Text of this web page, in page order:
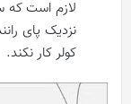
لازم است که
نزدیک پای
کولر کار نکند.